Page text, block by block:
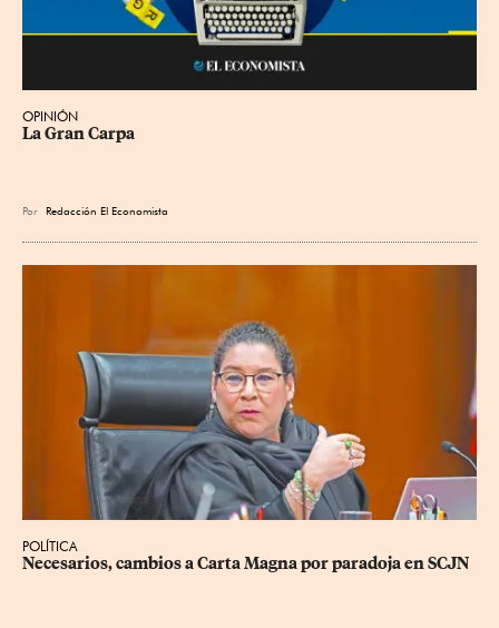
OPINIÓN
La Gran Carpa
Por Redacción El Economista
POLÍTICA
Necesarios, cambios a Carta Magna por paradoja en SCJN